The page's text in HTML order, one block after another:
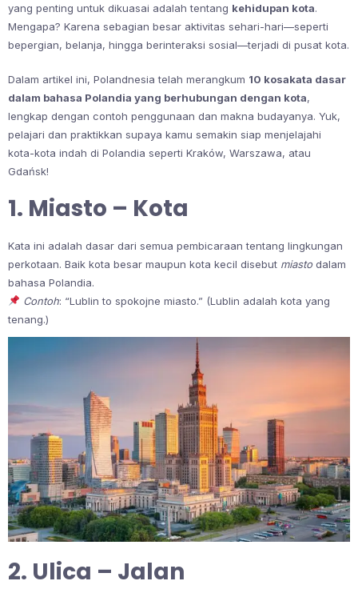
yang penting untuk dikuasai adalah tentang kehidupan kota.
Mengapa? Karena sebagian besar aktivitas sehari-hari—seperti
bepergian, belanja, hingga berinteraksi sosial—terjadi di pusat kota.
Dalam artikel ini, Polandnesia telah merangkum 10 kosakata dasar
dalam bahasa Polandia yang berhubungan dengan kota,
lengkap dengan contoh penggunaan dan makna budayanya. Yuk,
pelajari dan praktikkan supaya kamu semakin siap menjelajahi
kota-kota indah di Polandia seperti Kraków, Warszawa, atau
Gdańsk!
1. Miasto – Kota
Kata ini adalah dasar dari semua pembicaraan tentang lingkungan
perkotaan. Baik kota besar maupun kota kecil disebut miastodalam
bahasa Polandia.
Contoh: “Lublin to spokojne miasto.” (Lublin adalah kota yang
tenang.)
2. Ulica – Jalan